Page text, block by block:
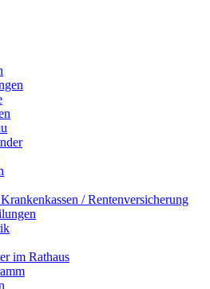
/ Rentenversicherung
im Rathaus